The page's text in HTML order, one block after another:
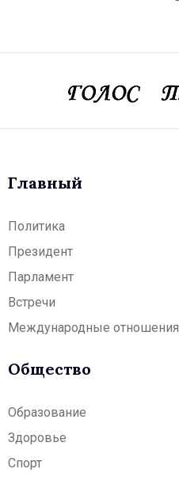
Главный
Политика
Президент
Парламент
Встречи
Международные отношения
Общество
Образование
Здоровье
Спорт